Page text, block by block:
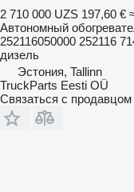
2 710 000 UZS 197,60 €
Автономный
252116050000 252116
дизель
Эстония, Tallinn
TruckParts Eesti OÜ
Связаться с продавцом